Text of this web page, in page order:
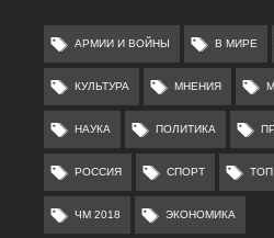
АРМИИ И ВОЙНЫ В МИРЕ
КУЛЬТУРА МНЕНИЯ
НАУКА ПОЛИТИКА
РОССИЯ СПОРТ ТОП
ЧМ 2018 ЭКОНОМИКА